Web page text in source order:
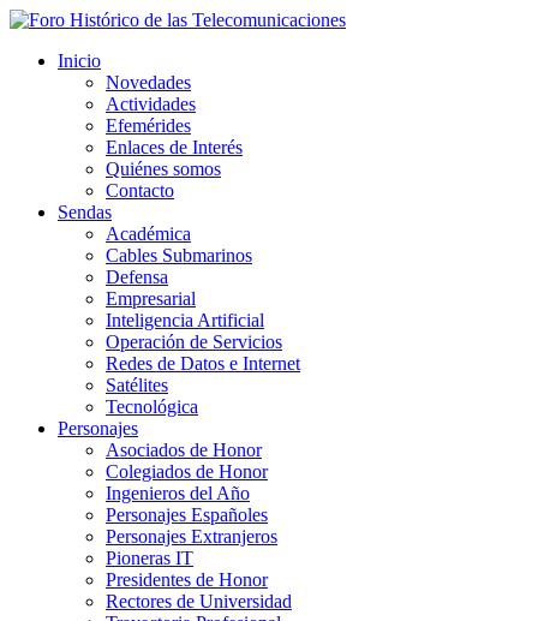
Inicio
Novedades
Actividades
Efemérides
Enlaces de Interés
Quiénes somos
Contacto
Sendas
Académica
Cables Submarinos
Defensa
Empresarial
Inteligencia Artificial
Operación de Servicios
Redes de Datos e Internet
Satélites
Tecnológica
Personajes
Asociados de Honor
Colegiados de Honor
Ingenieros del Año
Personajes Españoles
Personajes Extranjeros
Pioneras IT
Presidentes de Honor
Rectores de Universidad